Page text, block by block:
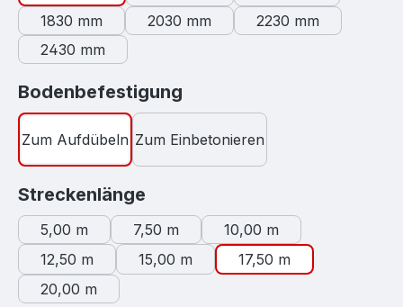
1830 mm
2030 mm
2230 mm
2430 mm
Bodenbefestigung
Zum Aufdübeln Zum Einbetonieren
Streckenlänge
5,00 m 7,50 m
10,00 m
12,50 m
15,00 m
17,50 m
20,00 m